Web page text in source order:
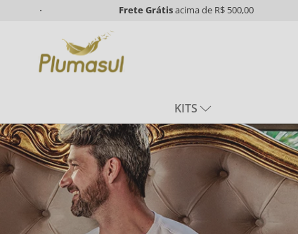
Frete Grátisacima de R$ 500,00
KITS